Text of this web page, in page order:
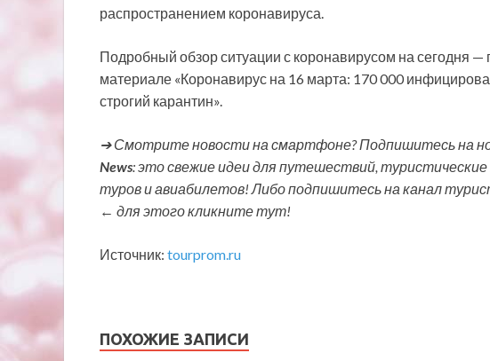
распространением коронавируса.
Подробный обзор ситуации с коронавирусом на сегодня —
материале «Коронавирус на 16 марта: 170 000
строгий карантин».
➔ Смотрите новости на смартфоне? Подпишитесь на
News: это свежие идеи для путешествий,
туров и авиабилетов! Либо подпишитесь на канал
← для этого кликните тут!
Источник: tourprom.ru
ПОХОЖИЕ ЗАПИСИ